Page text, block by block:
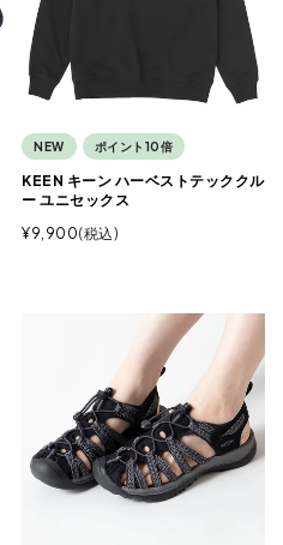
NEW ポイント10倍
KEEN キーン ハーベストテッククル
ー ユニセックス
¥9,900 税込